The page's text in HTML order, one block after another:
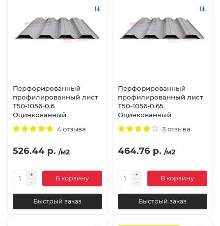
Перфорированный
профилированный лист
Т50-1056-0,6
Оцинкованный
4 отзыва
526.44 р. /м2
В корзину
Быстрый заказ
Перфорированный
профилированный лист
Т50-1056-0,65
Оцинкованный
3 отзыва
464.76 р. /м2
В корзину
Быстрый заказ